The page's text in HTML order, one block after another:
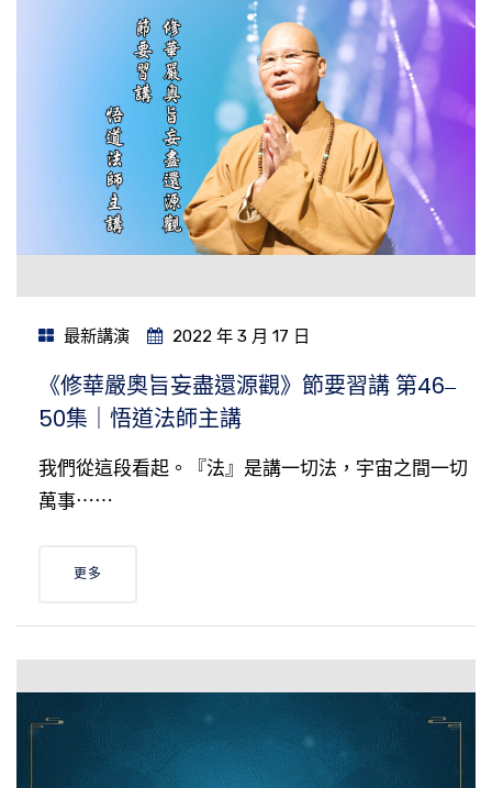
最新講演 2022 年 3 月 17 日
《修華嚴奧旨妄盡還源觀》節要習講 第46‒
50集｜悟道法師主講
我們從這段看起。『法』是講一切法，宇宙之間一切
萬事⋯⋯
更多